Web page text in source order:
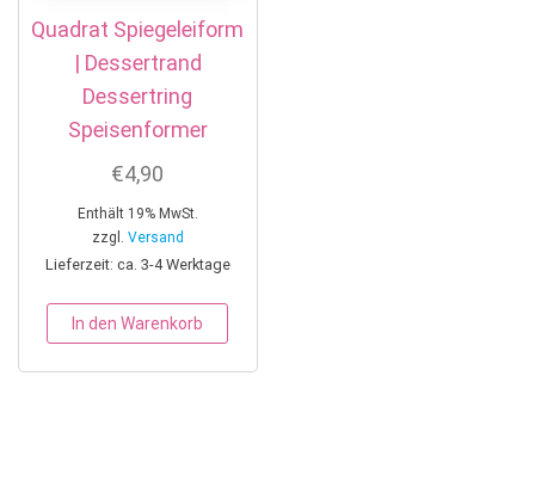
Quadrat Spiegeleiform
| Dessertrand
Dessertring
Speisenformer
€4,90
Enthält 19% MwSt.
zzgl. Versand
Lieferzeit: ca. 3-4 Werktage
In den Warenkorb